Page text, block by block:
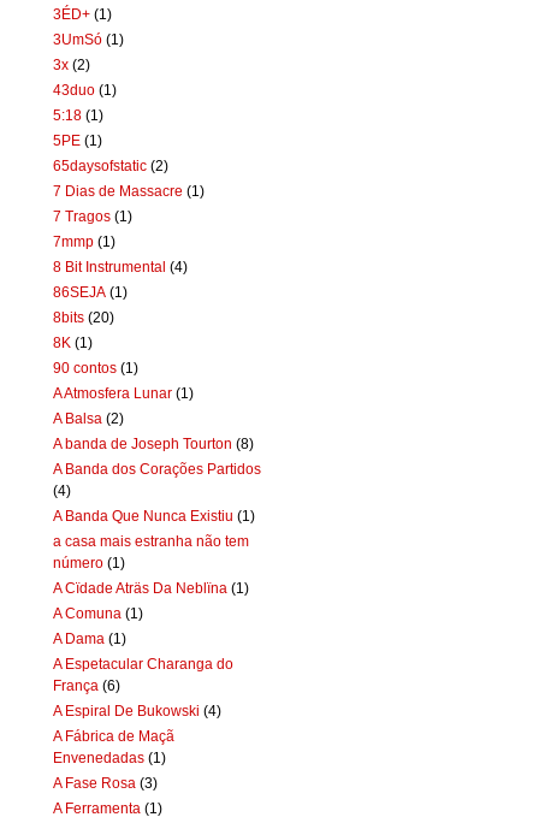
3ÉD+ (1)
3UmSó (1)
3x (2)
43duo (1)
5:18 (1)
5PE (1)
65daysofstatic (2)
7 Dias de Massacre (1)
7 Tragos (1)
7mmp (1)
8 Bit Instrumental (4)
86SEJA (1)
8bits (20)
8K (1)
90 contos (1)
A Atmosfera Lunar (1)
A Balsa (2)
A banda de Joseph Tourton (8)
A Banda dos Corações Partidos
(4)
A Banda Que Nunca Existiu (1)
a casa mais estranha não tem
número (1)
A Cïdade Aträs Da Neblïna (1)
A Comuna (1)
A Dama (1)
A Espetacular Charanga do
França (6)
A Espiral De Bukowski (4)
A Fábrica de Maçã
Envenedadas (1)
A Fase Rosa (3)
A Ferramenta (1)